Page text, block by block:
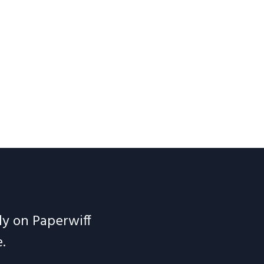
on Paperwiff